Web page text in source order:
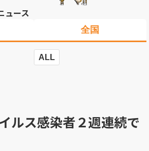
ュース
全国
ALL
ルス感染者２週連続で